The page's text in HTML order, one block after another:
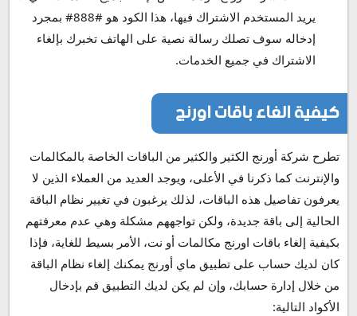
يريد المستخدم الاشتراك فيها، هذا الكود هو #888# بمجرد
إدخاله سوف تصلك رسالة نصية على الهاتف تخبرك بإلغاء
الاشتراك في جميع الخدمات.
كيفية الغاء باقات اورنج
تطرح شركة أورنج الكثير والكثير من الباقات الخاصة بالمكالمات
والإنترنت كما ذكرنا في الأعلى، ويوجد العديد من العملاء الذين لا
يعرفون تفاصيل هذه الباقات، لذلك يرغبون في تغيير نظام الباقة
الحالية إلى باقة جديدة، ولكن تواجههم مشكلة وهي عدم معرفتهم
بكيفية إلغاء باقات اورنج مكالمات أو نت، الأمر بسيط للغاية، فإذا
كان لديك حساب على تطبيق ماي أورنج يمكنك إلغاء نظام الباقة
من خلال إدارة حسابك، وإن لم يكن لديك التطبيق قم بإدخال
الأكواد التالية: